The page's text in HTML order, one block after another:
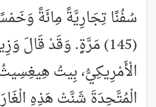
سُفُنًا تِجَارِيَّةً مِائَةً
(145) مَرَّةٍ. وَقَدْ قَالَ
الْأَمْرِيكِيُّ، بِيتُ
الْمُتَّحِدَةَ شَنَّتْ هَذِهِ